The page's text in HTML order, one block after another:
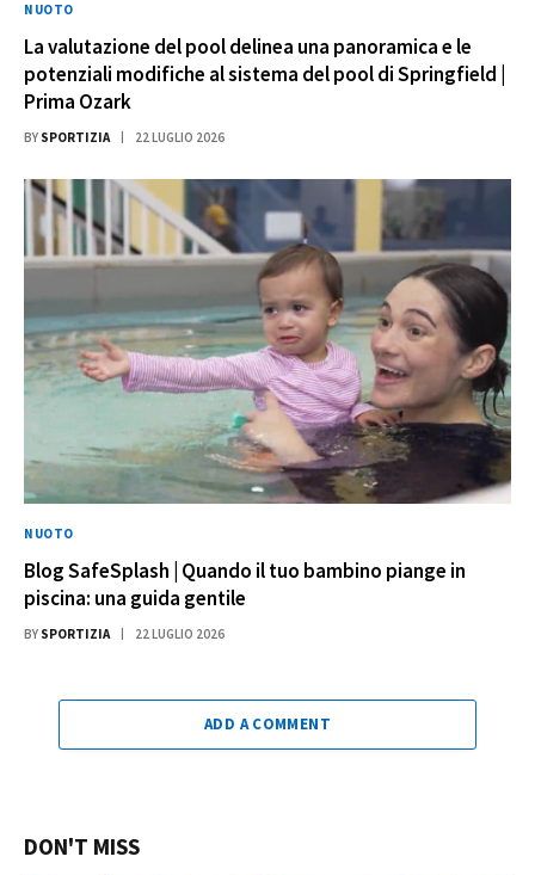
NUOTO
La valutazione del pool delinea una panoramica e le
potenziali modifiche al sistema del pool di Springfield |
Prima Ozark
BY SPORTIZIA 22 LUGLIO 2026
NUOTO
Blog SafeSplash | Quando il tuo bambino piange in
piscina: una guida gentile
BY SPORTIZIA 22 LUGLIO 2026
ADD A COMMENT
DON'T MISS